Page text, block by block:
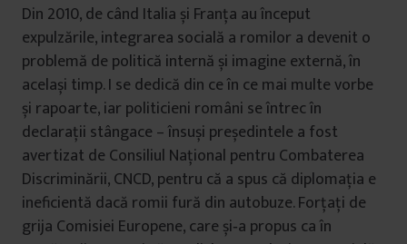
Din 2010, de când Italia și Franța au început
expulzările, integrarea socială a romilor a devenit o
problemă de politică internă și imagine externă, în
același timp. I se dedică din ce în ce mai multe vorbe
și rapoarte, iar politicieni români se întrec în
declarații stângace – însuși președintele a fost
avertizat de Consiliul Național pentru Combaterea
Discriminării, CNCD, pentru că a spus că diplomația e
ineficientă dacă romii fură din autobuze. Forțați de
grija Comisiei Europene, care și‑a propus ca în